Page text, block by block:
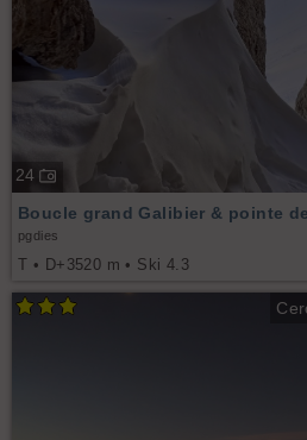
24
Boucle grand Galibier & pointe
pgdies
T • D+3520 m • Ski 4.3